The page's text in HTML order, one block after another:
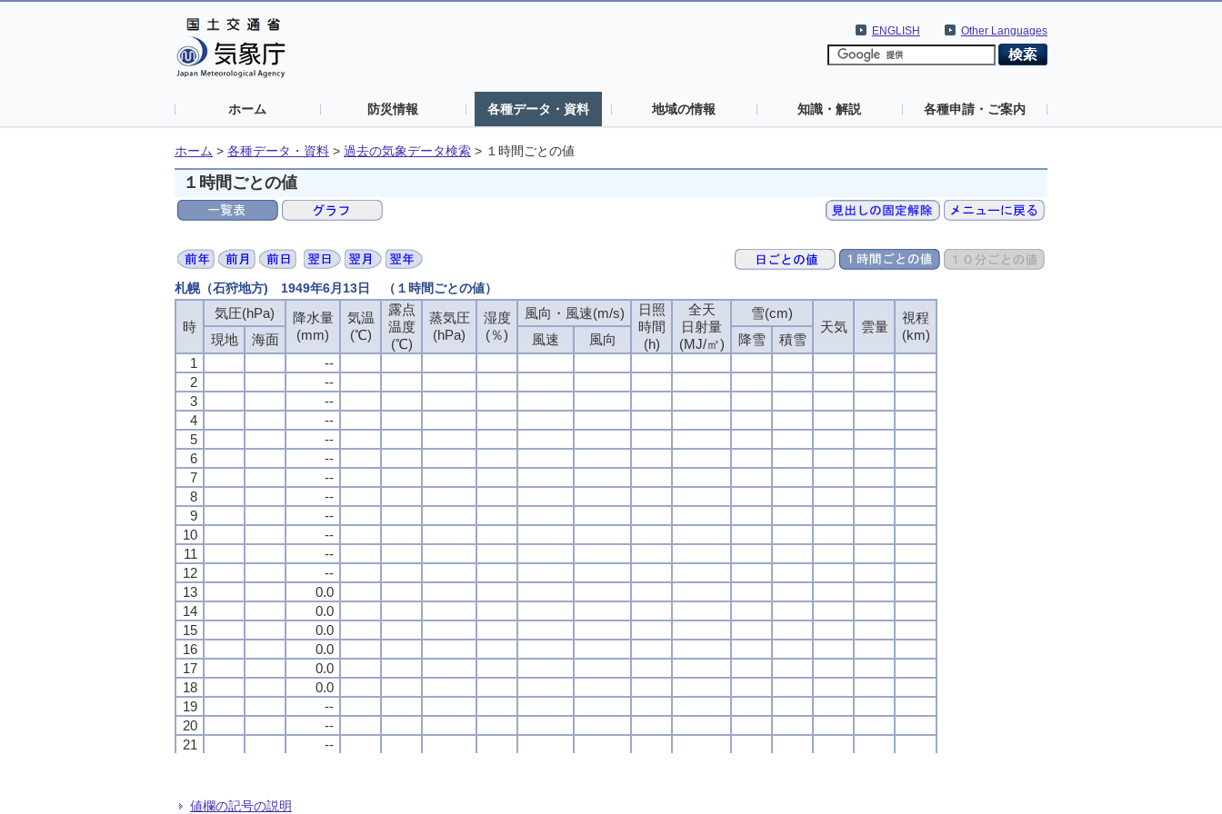
Other Languages
ENGLISH
ホーム 防災情報 各種データ・資料 地域の情報 知識・解説 各種申請・ご案内
ホーム > 各種データ・資料 > 過去の気象データ検索 > １時間ごとの値
１時間ごとの値
札幌（石狩地方) 1949年6月13日 （１時間ごとの値）
時
気圧(hPa)
降水量
(mm)
気温
(℃)
露点
温度
(℃)
蒸気圧
(hPa)
湿度
(％)
風向・風速(m/s)
日照
時間
(h)
全天
日射量
(MJ/㎡)
雪(cm)
天気
雲量
視程
(km)
現地 海面 風速 風向 降雪
積雪
1
--
2
--
3
--
4
--
5
--
6
--
7
--
8
--
9
--
10
--
11
--
12
--
13
0.0
14
0.0
15
0.0
16
0.0
17
0.0
18
0.0
19
--
20
--
21
--
24
時
気圧(hPa)
降水量
(mm)
気温
(℃)
露点
温度
(℃)
蒸気圧
(hPa)
湿度
(％)
風向・風速(m/s)
日照
時間
(h)
全天
日射量
(MJ/㎡)
雪(cm)
天気
雲量
視程
(km)
現地 海面 風速 風向 降雪
積雪
1
--
2
--
3
--
4
--
5
--
6
--
7
--
8
--
9
--
10
--
11
--
12
--
13
0.0
14
0.0
15
0.0
16
0.0
17
0.0
18
0.0
19
--
20
--
21
--
24
時
気圧(hPa)
降水量
(mm)
気温
(℃)
露点
温度
(℃)
蒸気圧
(hPa)
湿度
(％)
風向・風速(m/s)
日照
時間
(h)
全天
日射量
(MJ/㎡)
雪(cm)
天気
雲量
視程
(km)
現地 海面 風速 風向 降雪
積雪
1
--
2
--
3
--
4
--
5
--
6
--
7
--
8
--
9
--
10
--
11
--
12
--
13
0.0
14
0.0
15
0.0
16
0.0
17
0.0
18
0.0
19
--
20
--
21
--
24
時
気圧(hPa)
降水量
(mm)
気温
(℃)
露点
温度
(℃)
蒸気圧
(hPa)
湿度
(％)
風向・風速(m/s)
日照
時間
(h)
全天
日射量
(MJ/㎡)
雪(cm)
天気
雲量
視程
(km)
現地 海面 風速 風向 降雪
積雪
1
--
2
--
3
--
4
--
5
--
6
--
7
--
8
--
9
--
10
--
11
--
12
--
13
0.0
14
0.0
15
0.0
16
0.0
17
0.0
18
0.0
19
--
20
--
21
--
24
値欄の記号の説明